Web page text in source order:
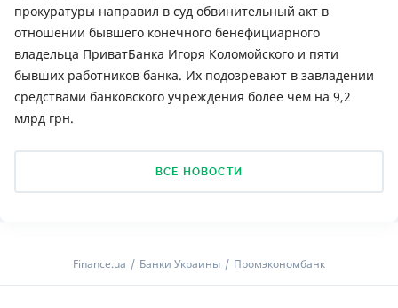
прокуратуры направил в суд обвинительный акт в
отношении бывшего конечного бенефициарного
владельца ПриватБанка Игоря Коломойского и пяти
бывших работников банка. Их подозревают в завладении
средствами банковского учреждения более чем на 9,2
млрд грн.
ВСЕ НОВОСТИ
Finance.ua Банки Украины Промэкономбанк